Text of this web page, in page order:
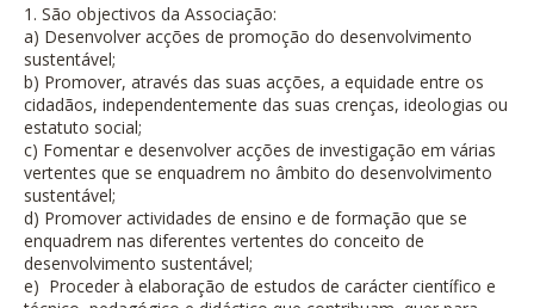
1. São objectivos da Associação:
a) Desenvolver acções de promoção do desenvolvimento
sustentável;
b) Promover, através das suas acções, a equidade entre os
cidadãos, independentemente das suas crenças, ideologias ou
estatuto social;
c) Fomentar e desenvolver acções de investigação em várias
vertentes que se enquadrem no âmbito do desenvolvimento
sustentável;
d) Promover actividades de ensino e de formação que se
enquadrem nas diferentes vertentes do conceito de
desenvolvimento sustentável;
e) Proceder à elaboração de estudos de carácter científico e